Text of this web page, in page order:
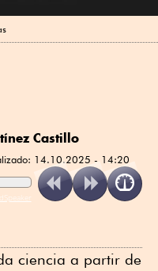
Castillo
14.10.2025 - 14:20
ciencia a partir de